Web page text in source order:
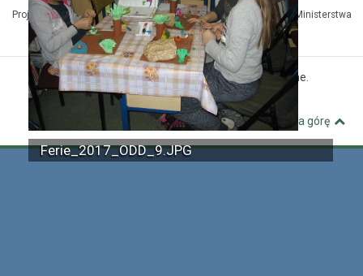
Ferie_2017_ODD_9.JPG
Projekt Kuźnia Dostępnych Stron współfinansowany ze środków Ministerstwa
Administracji i Cyfryzacji
© MBP Pyskowice. Wszystkie prawa zastrzeżone.
Kuźnia Dostępnych Stron
Wróć na górę